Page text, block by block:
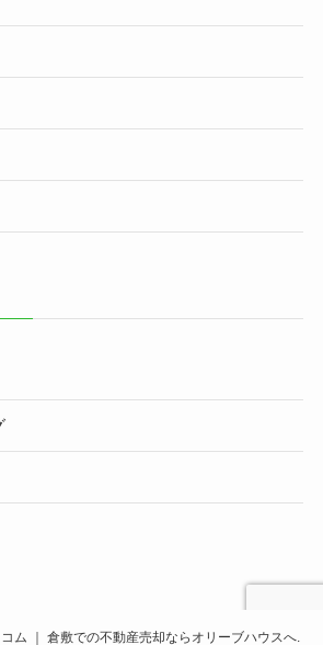
ム ｜ 倉敷での不動産売却ならオリーブハウスへ.